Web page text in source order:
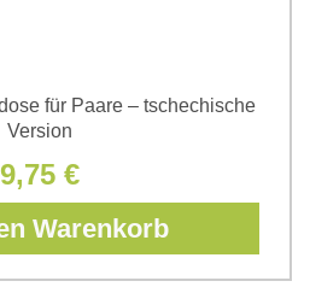
für Paare – tschechische
Version
9,75 €
Warenkorb